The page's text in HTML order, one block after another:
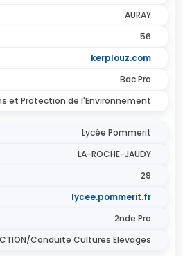
AURAY
56
kerplouz.com
Bac Pro
et Protection de l'Environnement
Lycée Pommerit
LA-ROCHE-JAUDY
29
lycee.pommerit.fr
2nde Pro
Conduite Cultures Elevages